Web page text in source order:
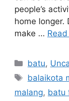
people’s
home longer.
make …
batu,
balaikota
malang, batu